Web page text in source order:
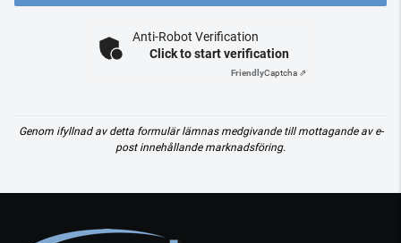
Anti-Robot Verification
Click to start verification
FriendlyCaptcha ⇗
Genom ifyllnad av detta formulär lämnas medgivande till mottagande av e-
post innehållande marknadsföring.